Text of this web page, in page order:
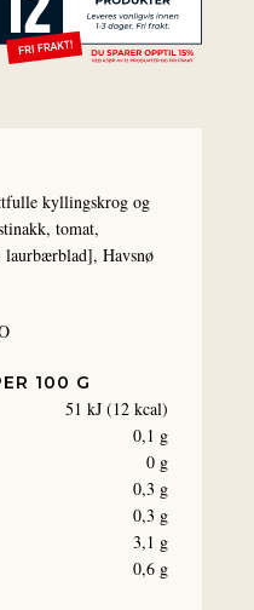
kyllingskrog og
tomat,
laurbærblad], Havsnø
100 G
51 kJ (12 kcal)
0,1 g
0 g
0,3 g
0,3 g
3,1 g
0,6 g